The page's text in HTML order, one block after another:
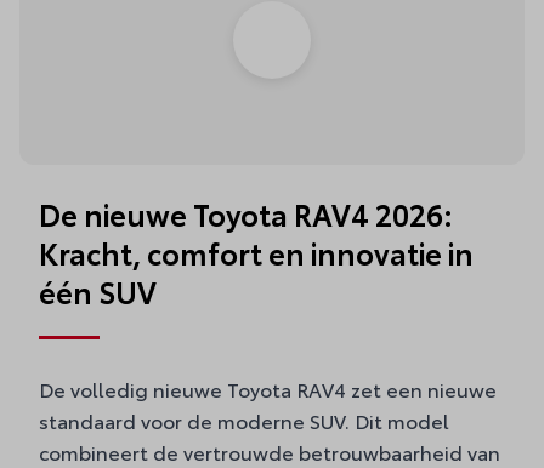
De nieuwe Toyota RAV4 2026:
Kracht, comfort en innovatie in
één SUV
De volledig nieuwe Toyota RAV4 zet een nieuwe
standaard voor de moderne SUV. Dit model
combineert de vertrouwde betrouwbaarheid van